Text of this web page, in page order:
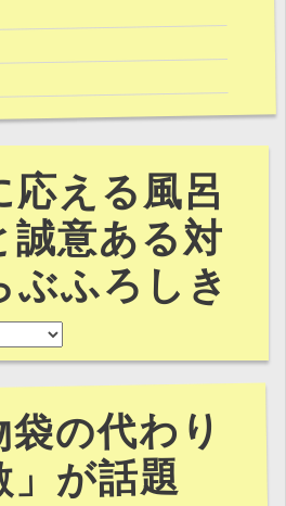
応える風呂
誠意ある対
ぶふろしき
作と誠意ある対応でえらぶふろし
袋の代わり
」が話題